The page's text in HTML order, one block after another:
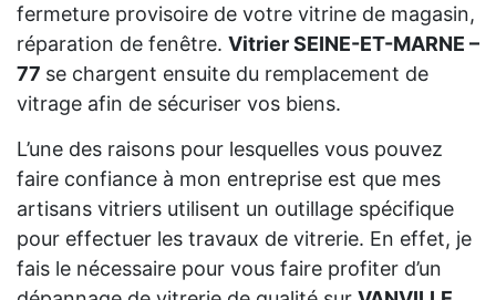
fermeture provisoire de votre vitrine de magasin,
réparation de fenêtre. Vitrier SEINE-ET-MARNE –
77 se chargent ensuite du remplacement de
vitrage afin de sécuriser vos biens.
L’une des raisons pour lesquelles vous pouvez
faire confiance à mon entreprise est que mes
artisans vitriers utilisent un outillage spécifique
pour effectuer les travaux de vitrerie. En effet, je
fais le nécessaire pour vous faire profiter d’un